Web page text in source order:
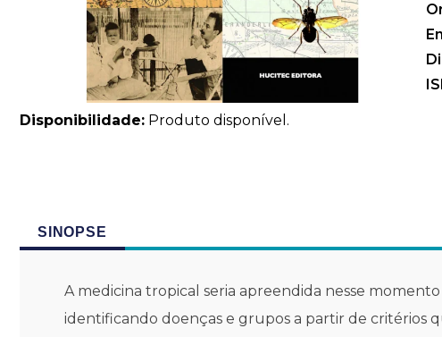
Disponibilidade: Produto disponível.
SINOPSE
A medicina tropical seria apreendida nesse
identificando doenças e grupos a partir de critérios